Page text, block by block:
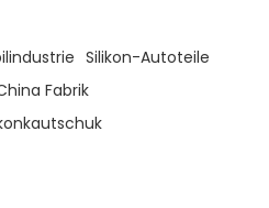
Silikon-Autoteile
Fabrik